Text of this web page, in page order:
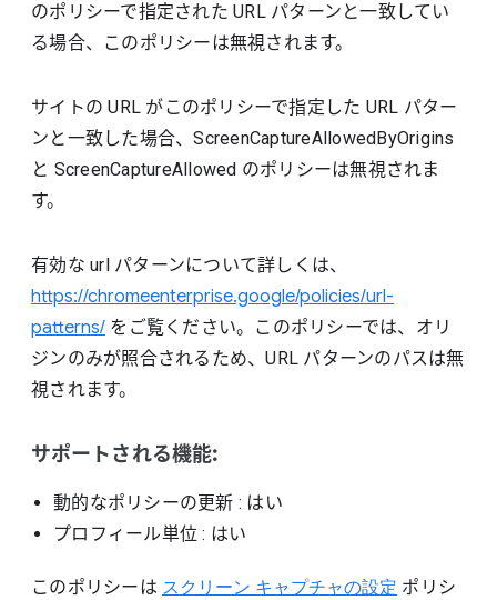
のポリシーで指定された URL パターンと一致してい
る場合、このポリシーは無視されます。
サイトの URL がこのポリシーで指定した URL パター
ンと一致した場合、ScreenCaptureAllowedByOrigins
と ScreenCaptureAllowed のポリシーは無視されま
す。
有効な url パターンについて詳しくは、
https://chromeenterprise.google/policies/url-
patterns/ をご覧ください。このポリシーでは、オリ
ジンのみが照合されるため、URL パターンのパスは無
視されます。
サポートされる機能:
動的なポリシーの更新 : はい
プロフィール単位 : はい
このポリシーは スクリーン キャプチャの設定 ポリシ